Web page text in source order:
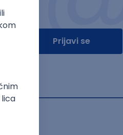
Prijavi se